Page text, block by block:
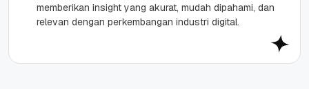
memberikan insight yang akurat, mudah dipahami, dan
relevan dengan perkembangan industri digital.